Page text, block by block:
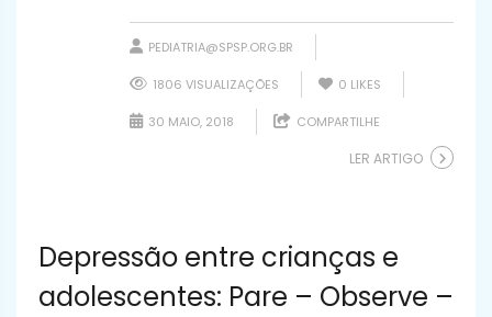
PEDIATRIA@SPSP.ORG.BR
1806 VISUALIZAÇÕES 0 LIKES
30 MAIO, 2018 COMPARTILHE
LER ARTIGO
Depressão entre crianças e
adolescentes: Pare – Observe –